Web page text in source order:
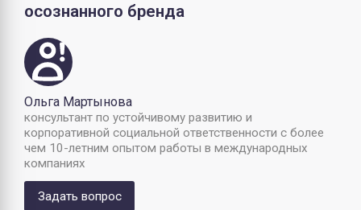
осознанного бренда
Ольга Мартынова
консультант по устойчивому развитию и
корпоративной социальной ответственности с более
чем 10-летним опытом работы в международных
компаниях
Задать вопрос